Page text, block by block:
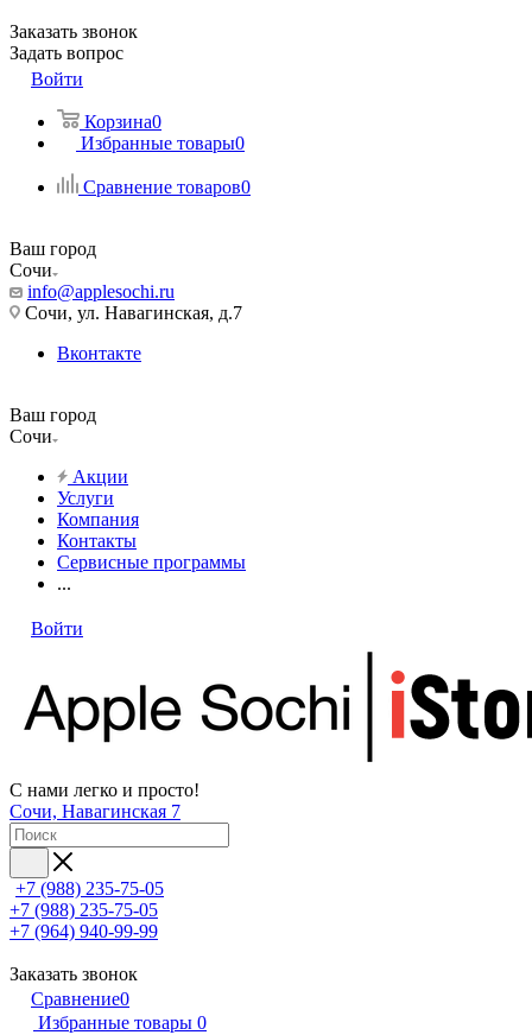
Заказать звонок
Задать вопрос
Войти
Корзина0
Избранные товары0
Сравнение товаров0
Ваш город
Сочи
info@applesochi.ru
Сочи, ул. Навагинская, д.7
Вконтакте
Ваш город
Сочи
Акции
Услуги
Компания
Контакты
Сервисные программы
...
Войти
С нами легко и просто!
Сочи, Навагинская 7
+7 (988) 235-75-05
+7 (988) 235-75-05
+7 (964) 940-99-99
Заказать звонок
Сравнение0
Избранные товары 0